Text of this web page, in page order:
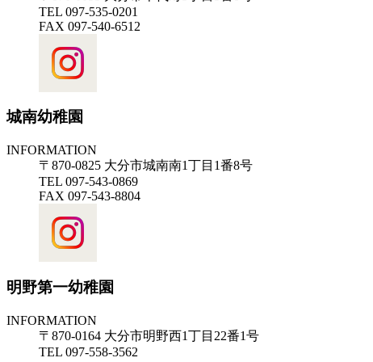
TEL 097-535-0201
FAX 097-540-6512
城南幼稚園
INFORMATION
〒870-0825 大分市城南南1丁目1番8号
TEL 097-543-0869
FAX 097-543-8804
明野第一幼稚園
INFORMATION
〒870-0164 大分市明野西1丁目22番1号
TEL 097-558-3562